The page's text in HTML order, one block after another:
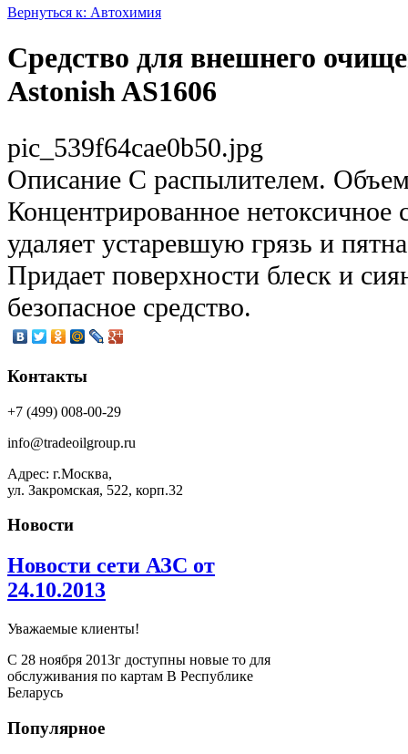
Вернуться к: Автохимия
Средство для внешнего
Astonish AS1606
pic_539f64cae0b50.jpg
Описание С распылителем.
Концентрированное нетоксичное
удаляет устаревшую грязь и
Придает поверхности блеск и
безопасное средство.
Контакты
+7 (499) 008-00-29
info@tradeoilgroup.ru
Адрес: г.Москва,
ул. Закромская, 522, корп.32
Новости
Новости сети АЗС от
24.10.2013
Уважаемые клиенты!
С 28 ноября 2013г доступны новые то для
обслуживания по картам В Республике
Беларусь
Популярное